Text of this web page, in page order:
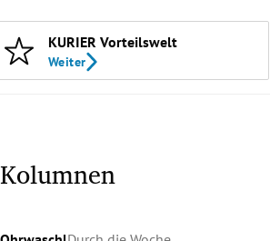
KURIER Vorteilswelt
Weiter
Kolumnen